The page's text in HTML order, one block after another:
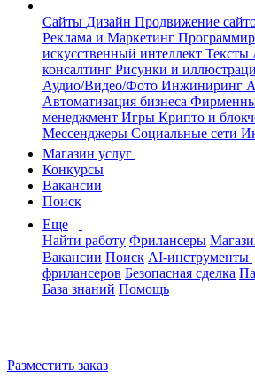
Сайты Дизайн Продвижение
Реклама и Маркетинг
искусственный интеллект Тексты
консалтинг Рисунки и
Аудио/Видео/Фото Инжиниринг
Автоматизация бизнеса
менеджмент Игры Крипто и
Мессенджеры Социальные сети
Магазин услуг
Конкурсы
Вакансии
Поиск
Еще
Найти работу Фрилансеры
Вакансии Поиск AI-инструменты
фрилансеров Безопасная сделка
База знаний Помощь
Разместить заказ